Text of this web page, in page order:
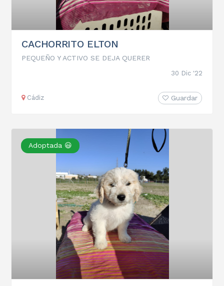
CACHORRITO ELTON
PEQUEÑO Y ACTIVO SE DEJA QUERER
30 Dic '22
Cádiz Guardar
Adoptada 😃